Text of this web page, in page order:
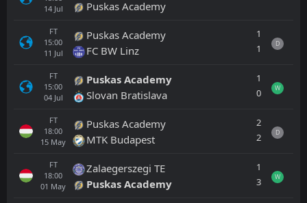
14 Jul
Puskas Academy
FT
15:00
11 Jul
Puskas Academy
FC BW Linz
1
1
D
FT
15:00
04 Jul
Puskas Academy
Slovan Bratislava
1
0
W
FT
18:00
15 May
Puskas Academy
MTK Budapest
2
2
D
FT
18:00
01 May
Zalaegerszegi TE
Puskas Academy
1
3
W